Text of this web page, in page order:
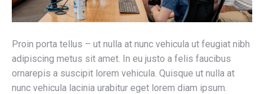
Proin porta tellus – ut nulla at nunc vehicula ut feugiat nibh
adipiscing metus sit amet. In eu justo a felis faucibus
ornarepis a suscipit lorem vehicula. Quisque ut nulla at
nunc vehicula lacinia urabitur eget lorem diam ipsum.